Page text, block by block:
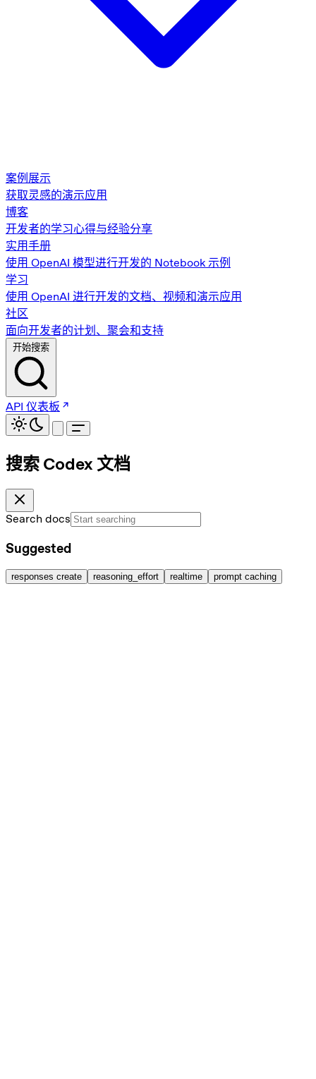
案例展示
获取灵感的演示应用
博客
开发者的学习心得与经验分享
实用手册
使用 OpenAI 模型进行开发的 Notebook 示例
学习
使用 OpenAI 进行开发的文档、视频和演示应用
社区
面向开发者的计划、聚会和支持
开始搜索
API 仪表板
搜索 Codex 文档
Search docs
Suggested
responses create reasoning_effort realtime prompt caching